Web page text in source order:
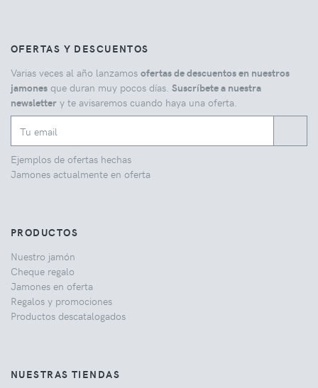
OFERTAS Y DESCUENTOS
Varias veces al año lanzamos ofertas de descuentos en nuestros
jamones que duran muy pocos días. Suscríbete a nuestra
newsletter y te avisaremos cuando haya una oferta.
Ejemplos de ofertas hechas
Jamones actualmente en oferta
PRODUCTOS
Nuestro jamón
Cheque regalo
Jamones en oferta
Regalos y promociones
Productos descatalogados
NUESTRAS TIENDAS